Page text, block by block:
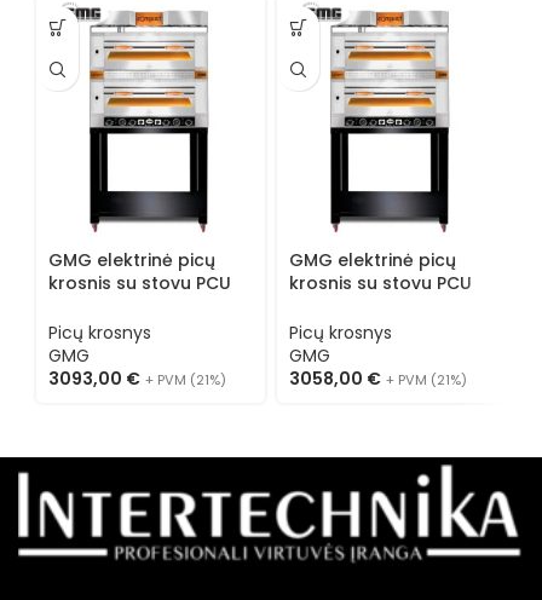
GMG elektrinė picų
krosnis su stovu PCU
Picų krosnys
GMG
3093,00 € + PVM (21%)
GMG elektrinė picų
krosnis su stovu PCU
Picų krosnys
GMG
3058,00 € + PVM (21%)